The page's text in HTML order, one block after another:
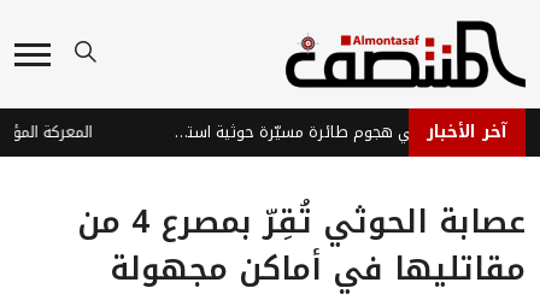
آخر الأخبار إصابة ثلاثة جنود في هجوم طائرة مسيّرة حوثية استهدف موقعاً عسكرياً شرق تعز
عصابة الحوثي تُقِرّ بمصرع 4 من
مقاتليها في أماكن مجهولة